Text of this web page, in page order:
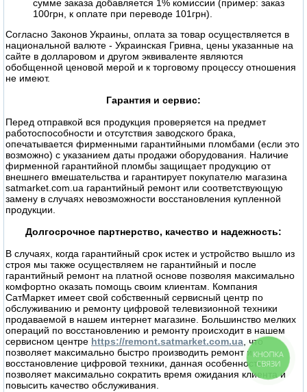
сумме заказа добавляется 1% комиссии (пример: заказ
100грн, к оплате при переводе 101грн).
Согласно Законов Украины, оплата за товар осуществляется в
национальной валюте - Украинская Гривна, цены указанные на
сайте в долларовом и другом эквиваленте являются
обобщенной ценовой мерой и к торговому процессу отношения
не имеют.
Гарантия и сервис:
Перед отправкой вся продукция проверяется на предмет
работоспособности и отсутствия заводского брака,
опечатывается фирменными гарантийными пломбами (если это
возможно) с указанием даты продажи оборудования. Наличие
фирменной гарантийной пломбы защищает продукцию от
внешнего вмешательства и гарантирует покупателю магазина
satmarket.com.ua гарантийный ремонт или соответствующую
замену в случаях невозможности восстановления купленной
продукции.
Долгосрочное партнерство, качество и надежность:
В случаях, когда гарантийный срок истек и устройство вышло из
строя мы также осуществляем не гарантийный и после
гарантийный ремонт на платной основе позволяя максимально
комфортно оказать помощь своим клиентам. Компания
СатМаркет имеет свой собственный сервисный центр по
обслуживанию и ремонту цифровой телевизионной техники
продаваемой в нашем интернет магазине. Большинство мелких
операций по восстановлению и ремонту происходит в нашем
сервисном центре https://remont.satmarket.com.ua, что
позволяет максимально быстро производить ремонт и
восстановление цифровой техники, данная особенность
позволяет максимально сократить время ожидания клиента и
повысить качество обслуживания.
КНОПКА
СВЯЗИ